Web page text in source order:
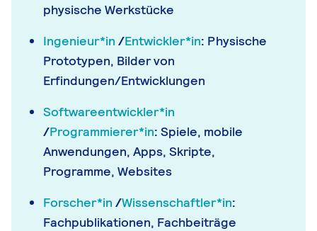
physische Werkstücke
Ingenieur*in /Entwickler*in: Physische
Prototypen, Bilder von
Erfindungen/Entwicklungen
Softwareentwickler*in
/Programmierer*in: Spiele, mobile
Anwendungen, Apps, Skripte,
Programme, Websites
Forscher*in /Wissenschaftler*in:
Fachpublikationen, Fachbeiträge